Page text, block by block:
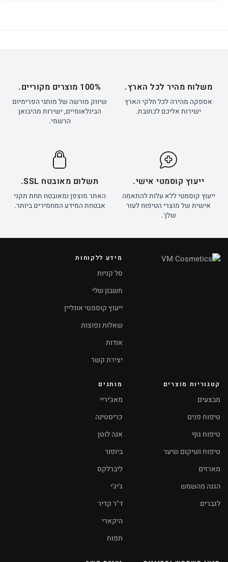
משלוח מהיר לכל הארץ.
אספקה מהירה לכל חלקי הארץ
ישירות אליכם לכתובת.
100% מוצרים מקוריים.
שיווק מורשה של מותגי הפרימיום
הבינלאומיים, ישירות מהיבואן
הרשמי.
ייעוץ קוסמטי אישי.
ייעוץ קוסמטי ללא עלות להתאמה
אישית של מוצרי הטיפוח לעור
שלך.
תשלום מאובטח SSL.
האתר מוצפן ומאובטח תחת תקני
אבטחת המידע המחמירים ביותר.
מידע ללקוחות
סל קניות
חשבון שלי
ייעוץ קוסמטי אונליין
שאלות נפוצות
אודות
יצירת קשר
קטגוריות מוצרים
מבצעים
טיפוח פנים
טיפוח גוף
טיפוח ושיקום שיער
מארזים
הגנה מהשמש
לגברים
מותגים
מאג'יריי
כריסטינה
אנה לוטן
ביופור
ליברלקס
ג'יג'י
ד"ר קדיר
היקארי
תפוח